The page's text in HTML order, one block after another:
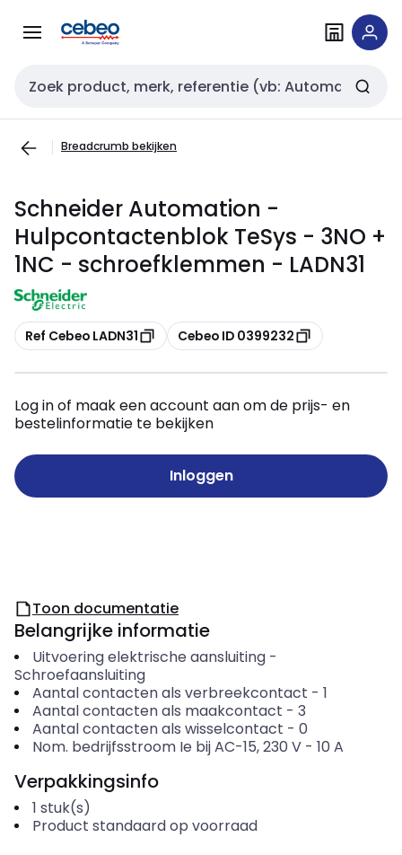
naar
naar
Zoekveld invoer
Breadcrumb bekijken
Schneider Automation -
Hulpcontactenblok TeSys - 3NO +
1NC - schroefklemmen - LADN31
Kopiëren
Ref Cebeo LADN31 Kopiëren
Cebeo ID 0399232
Log in of maak een account aan om de prijs- en
bestelinformatie te bekijken
Inloggen
Toon documentatie
Belangrijke informatie
Uitvoering elektrische aansluiting-
Schroefaansluiting
Aantal contacten als verbreekcontact - 1
Aantal contacten als maakcontact - 3
Aantal contacten als wisselcontact - 0
Nom. bedrijfsstroom Ie bij AC-15, 230 V- 10 A
Verpakkingsinfo
1 stuk(s)
Product standaard op voorraad